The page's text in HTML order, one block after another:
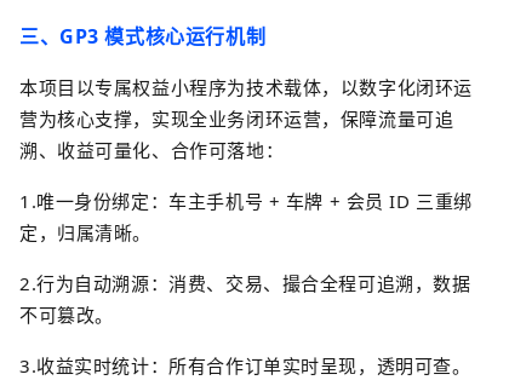
三、 GP3模式核心运行机制
本项目以专属权益小程序为技术载体，以数字化闭环运
营为核心支撑，实现全业务闭环运营，保障流量可追
溯、收益可量化、合作可落地：
1.唯一身份绑定：车主手机号 + 车牌 + 会员ID 三重绑
定，归属清晰。
2.行为自动溯源：消费、交易、撮合全程可追溯，数据
不可篡改。
3.收益实时统计：所有合作订单实时呈现，透明可查。